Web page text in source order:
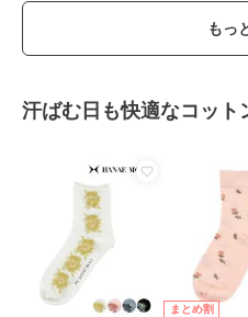
もっ
汗ばむ日も快適なコット
まとめ割